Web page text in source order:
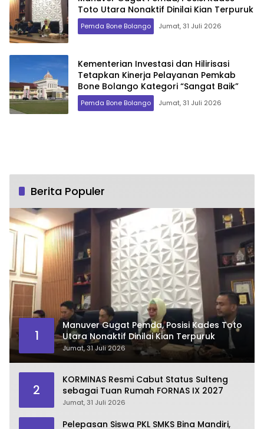
Toto Utara Nonaktif Dinilai Kian Terpuruk
Pemda Bone Bolango Jumat, 31 Juli 2026
Kementerian Investasi dan Hilirisasi
Tetapkan Kinerja Pelayanan Pemkab
Bone Bolango Kategori “Sangat Baik”
Pemda Bone Bolango Jumat, 31 Juli 2026
Berita Populer
1
Manuver Gugat Pemda, Posisi Kades Toto
Utara Nonaktif Dinilai Kian Terpuruk
Jumat, 31 Juli 2026
2
KORMINAS Resmi Cabut Status Sulteng
sebagai Tuan Rumah FORNAS IX 2027
Jumat, 31 Juli 2026
Pelepasan Siswa PKL SMKS Bina Mandiri,